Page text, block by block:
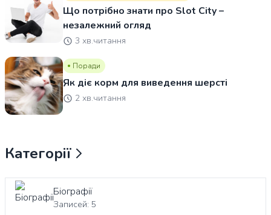
Що потрібно знати про Slot City –
незалежний огляд
3 хв.читання
Поради
Як діє корм для виведення шерсті
2 хв.читання
Категорії
Біографії
Записей: 5